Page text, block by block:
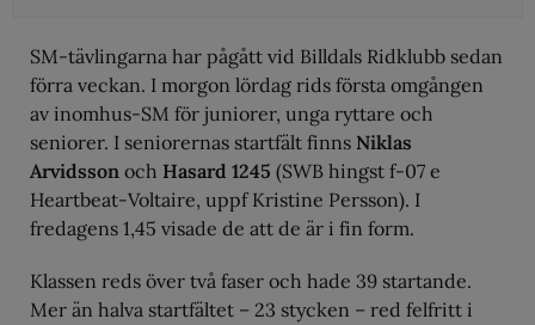
SM-tävlingarna har pågått vid Billdals Ridklubb sedan
förra veckan. I morgon lördag rids första omgången
av inomhus-SM för juniorer, unga ryttare och
seniorer. I seniorernas startfält finns Niklas
Arvidsson och Hasard 1245 (SWB hingst f-07 e
Heartbeat-Voltaire, uppf Kristine Persson). I
fredagens 1,45 visade de att de är i fin form.
Klassen reds över två faser och hade 39 startande.
Mer än halva startfältet – 23 stycken – red felfritt i